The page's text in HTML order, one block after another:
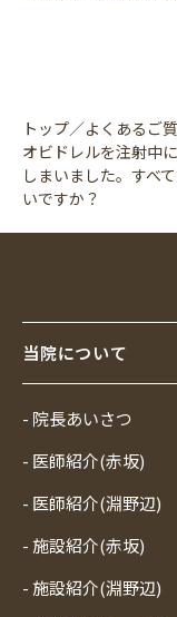
トップ／よくあるご
オビドレルを注射中
しまいました。すべ
いですか？
当院について
- 院長あいさつ
- 医師紹介(赤坂)
- 医師紹介(淵野辺)
- 施設紹介(赤坂)
- 施設紹介(淵野辺)